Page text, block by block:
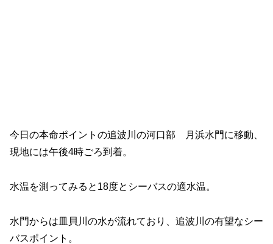
今日の本命ポイントの追波川の河口部 月浜水門に移動、
現地には午後4時ごろ到着。
水温を測ってみると18度とシーバスの適水温。
水門からは皿貝川の水が流れており、追波川の有望なシー
バスポイント。